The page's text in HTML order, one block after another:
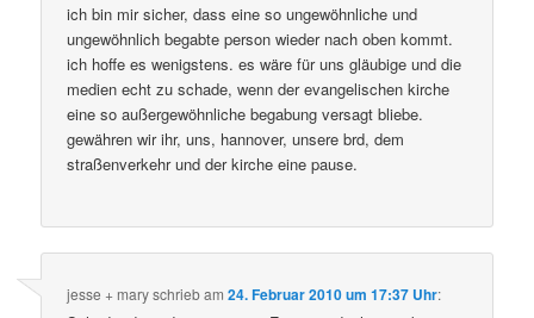
ich bin mir sicher, dass eine so ungewöhnliche und
ungewöhnlich begabte person wieder nach oben kommt.
ich hoffe es wenigstens. es wäre für uns gläubige und die
medien echt zu schade, wenn der evangelischen kirche
eine so außergewöhnliche begabung versagt bliebe.
gewähren wir ihr, uns, hannover, unsere brd, dem
straßenverkehr und der kirche eine pause.
jesse + maryschriebam24. Februar 2010 um 17:37 Uhr: